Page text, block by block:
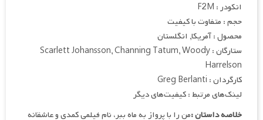
انکودر : F2M
حجم : متفاوت با کیفیت
محصول : آمریکا, انگلستان
ستارگان : Scarlett Johansson, Channing Tatum, Woody
Harrelson
کارگردان : Greg Berlanti
لینک‌های مرتبط : کیفیت‌های دیگر
خلاصه داستان :من را با پرواز به ماه ببر، نام فیلمی کمدی و عاشقانه